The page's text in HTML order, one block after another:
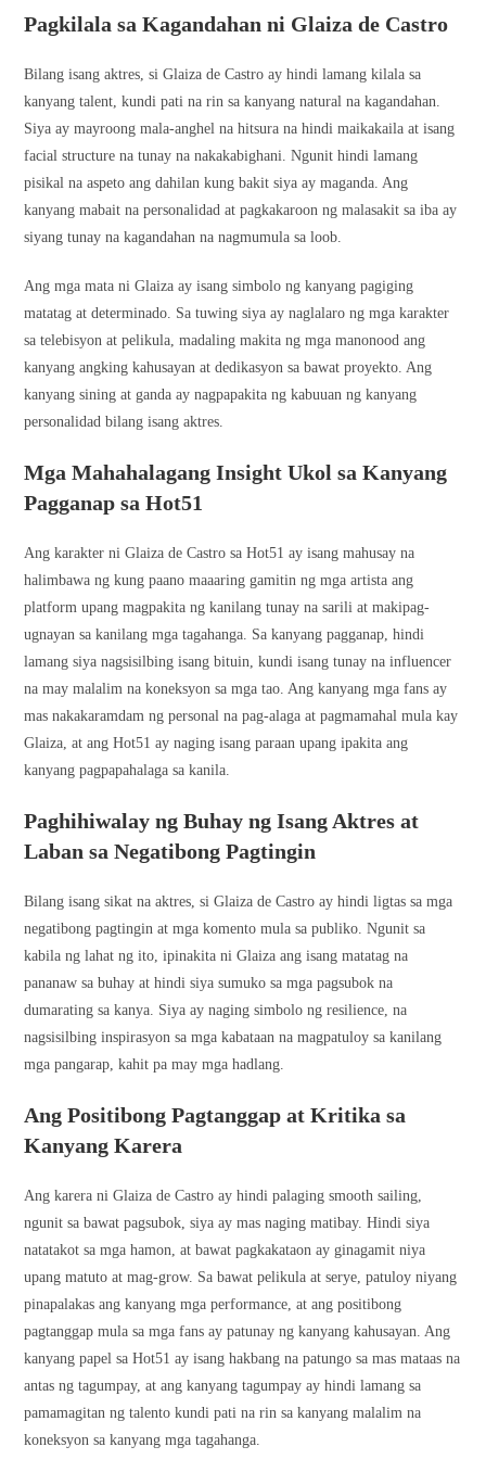
Pagkilala sa Kagandahan ni Glaiza de Castro
Bilang isang aktres, si Glaiza de Castro ay hindi lamang kilala sa
kanyang talent, kundi pati na rin sa kanyang natural na kagandahan.
Siya ay mayroong mala-anghel na hitsura na hindi maikakaila at isang
facial structure na tunay na nakakabighani. Ngunit hindi lamang
pisikal na aspeto ang dahilan kung bakit siya ay maganda. Ang
kanyang mabait na personalidad at pagkakaroon ng malasakit sa iba ay
siyang tunay na kagandahan na nagmumula sa loob.
Ang mga mata ni Glaiza ay isang simbolo ng kanyang pagiging
matatag at determinado. Sa tuwing siya ay naglalaro ng mga karakter
sa telebisyon at pelikula, madaling makita ng mga manonood ang
kanyang angking kahusayan at dedikasyon sa bawat proyekto. Ang
kanyang sining at ganda ay nagpapakita ng kabuuan ng kanyang
personalidad bilang isang aktres.
Mga Mahahalagang Insight Ukol sa Kanyang
Pagganap sa Hot51
Ang karakter ni Glaiza de Castro sa Hot51 ay isang mahusay na
halimbawa ng kung paano maaaring gamitin ng mga artista ang
platform upang magpakita ng kanilang tunay na sarili at makipag-
ugnayan sa kanilang mga tagahanga. Sa kanyang pagganap, hindi
lamang siya nagsisilbing isang bituin, kundi isang tunay na influencer
na may malalim na koneksyon sa mga tao. Ang kanyang mga fans ay
mas nakakaramdam ng personal na pag-alaga at pagmamahal mula kay
Glaiza, at ang Hot51 ay naging isang paraan upang ipakita ang
kanyang pagpapahalaga sa kanila.
Paghihiwalay ng Buhay ng Isang Aktres at
Laban sa Negatibong Pagtingin
Bilang isang sikat na aktres, si Glaiza de Castro ay hindi ligtas sa mga
negatibong pagtingin at mga komento mula sa publiko. Ngunit sa
kabila ng lahat ng ito, ipinakita ni Glaiza ang isang matatag na
pananaw sa buhay at hindi siya sumuko sa mga pagsubok na
dumarating sa kanya. Siya ay naging simbolo ng resilience, na
nagsisilbing inspirasyon sa mga kabataan na magpatuloy sa kanilang
mga pangarap, kahit pa may mga hadlang.
Ang Positibong Pagtanggap at Kritika sa
Kanyang Karera
Ang karera ni Glaiza de Castro ay hindi palaging smooth sailing,
ngunit sa bawat pagsubok, siya ay mas naging matibay. Hindi siya
natatakot sa mga hamon, at bawat pagkakataon ay ginagamit niya
upang matuto at mag-grow. Sa bawat pelikula at serye, patuloy niyang
pinapalakas ang kanyang mga performance, at ang positibong
pagtanggap mula sa mga fans ay patunay ng kanyang kahusayan. Ang
kanyang papel sa Hot51 ay isang hakbang na patungo sa mas mataas na
antas ng tagumpay, at ang kanyang tagumpay ay hindi lamang sa
pamamagitan ng talento kundi pati na rin sa kanyang malalim na
koneksyon sa kanyang mga tagahanga.